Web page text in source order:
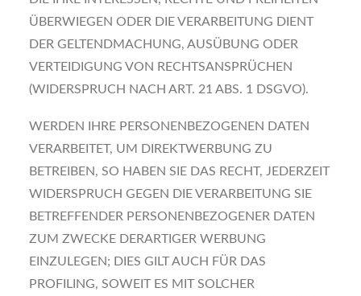
ÜBERWIEGEN ODER DIE VERARBEITUNG DIENT
DER GELTENDMACHUNG, AUSÜBUNG ODER
VERTEIDIGUNG VON RECHTSANSPRÜCHEN
(WIDERSPRUCH NACH ART. 21 ABS. 1 DSGVO).
WERDEN IHRE PERSONENBEZOGENEN DATEN
VERARBEITET, UM DIREKTWERBUNG ZU
BETREIBEN, SO HABEN SIE DAS RECHT, JEDERZEIT
WIDERSPRUCH GEGEN DIE VERARBEITUNG SIE
BETREFFENDER PERSONENBEZOGENER DATEN
ZUM ZWECKE DERARTIGER WERBUNG
EINZULEGEN; DIES GILT AUCH FÜR DAS
PROFILING, SOWEIT ES MIT SOLCHER